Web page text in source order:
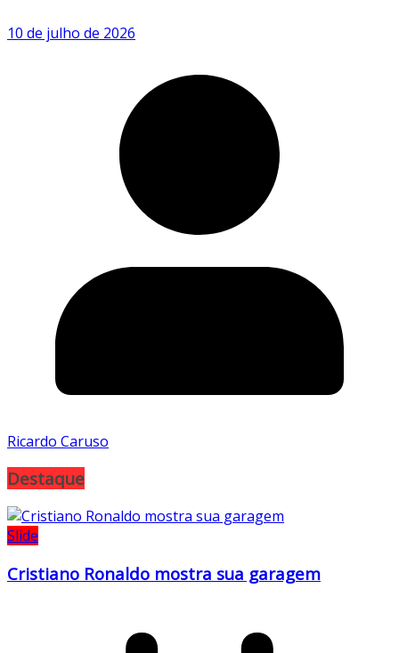
10 de julho de 2026
Ricardo Caruso
Destaque
Slide
Cristiano Ronaldo mostra sua garagem